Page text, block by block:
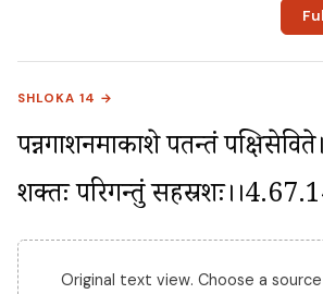
SHLOKA 14 →
पन्नगाशनमाकाशे पतन्तं
शक्तः परिगन्तुं
Original text view. Choose a